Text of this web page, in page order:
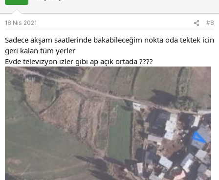
l
e
r
18 Nis 2021 #8
Sadece akşam saatlerinde bakabileceğim nokta oda tektek icin
geri kalan tüm yerler
Evde televizyon izler gibi ap açık ortada ????